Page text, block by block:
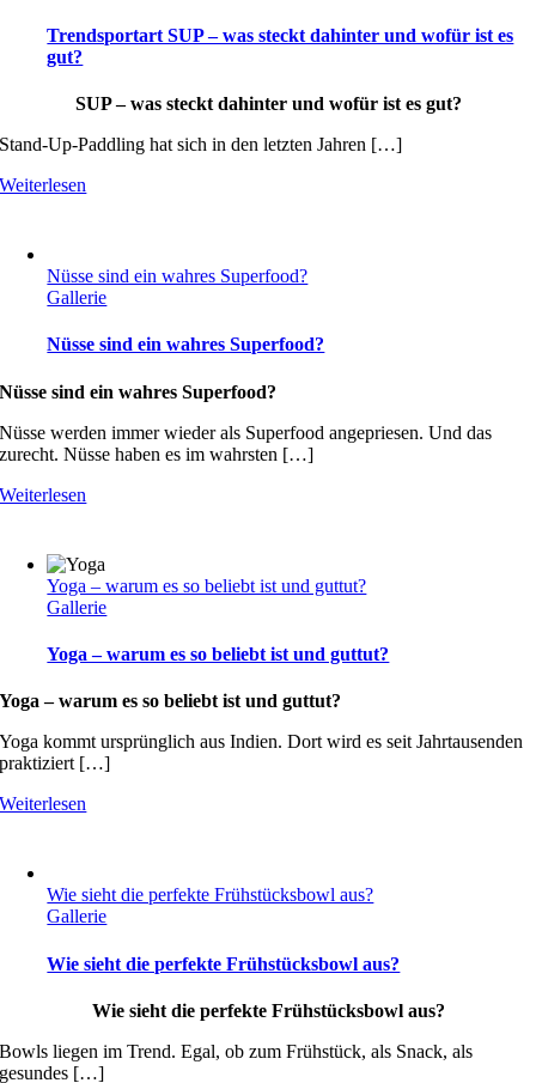
Trendsportart SUP – was steckt dahinter und wofür ist es
gut?
SUP – was steckt dahinter und wofür ist es gut?
Stand-Up-Paddling hat sich in den letzten Jahren […]
Weiterlesen
Nüsse sind ein wahres Superfood?
Gallerie
Nüsse sind ein wahres Superfood?
Nüsse sind ein wahres Superfood?
Nüsse werden immer wieder als Superfood angepriesen. Und das
zurecht. Nüsse haben es im wahrsten […]
Weiterlesen
Yoga – warum es so beliebt ist und guttut?
Gallerie
Yoga – warum es so beliebt ist und guttut?
Yoga – warum es so beliebt ist und guttut?
Yoga kommt ursprünglich aus Indien. Dort wird es seit Jahrtausenden
praktiziert […]
Weiterlesen
Wie sieht die perfekte Frühstücksbowl aus?
Gallerie
Wie sieht die perfekte Frühstücksbowl aus?
Wie sieht die perfekte Frühstücksbowl aus?
Bowls liegen im Trend. Egal, ob zum Frühstück, als Snack, als
gesundes […]